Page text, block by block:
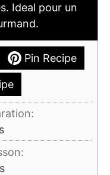
Ideal pour un
Pin Recipe